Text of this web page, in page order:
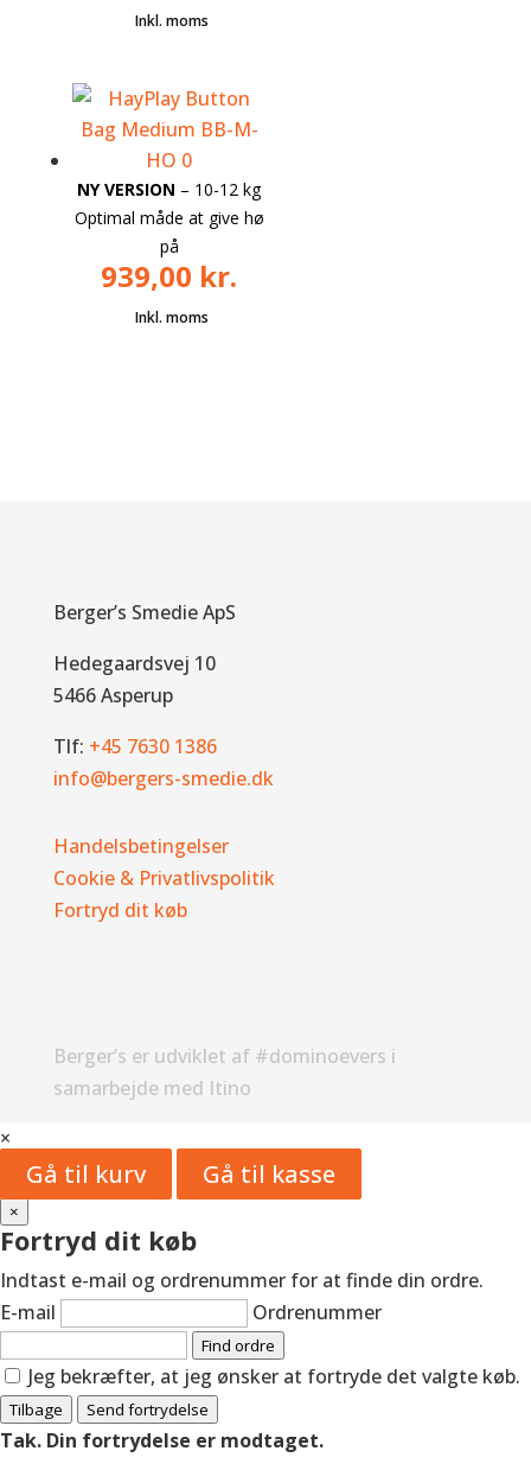
NY VERSION – 10-12 kg
Optimal måde at give hø
på
939,00 kr.
Berger’s Smedie ApS
Hedegaardsvej 10
5466 Asperup
Tlf: +45 7630 1386
info@bergers-smedie.dk
Handelsbetingelser
Cookie & Privatlivspolitik
Fortryd dit køb
Berger’s er udviklet af #dominoevers i
samarbejde med Itino
×
Gå til kurv Gå til kasse
×
Fortryd dit køb
Indtast e-mail og ordrenummer for at finde din ordre.
E-mail
Ordrenummer
Find ordre
Jeg bekræfter, at jeg ønsker at fortryde det valgte køb.
Tilbage Send fortrydelse
Tak. Din fortrydelse er modtaget.